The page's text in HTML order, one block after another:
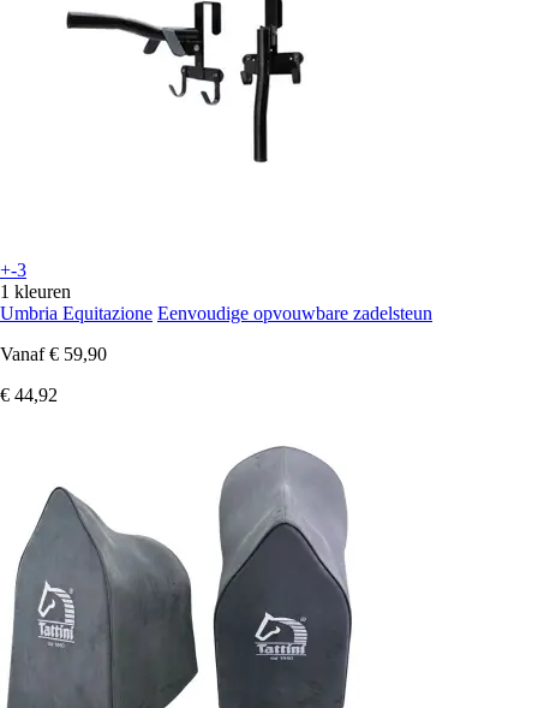
+-3
1 kleuren
Umbria Equitazione Eenvoudige opvouwbare zadelsteun
Vanaf € 59,90
€ 44,92